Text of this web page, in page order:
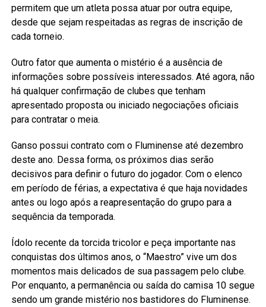
permitem que um atleta possa atuar por outra equipe,
desde que sejam respeitadas as regras de inscrição de
cada torneio.
Outro fator que aumenta o mistério é a ausência de
informações sobre possíveis interessados. Até agora, não
há qualquer confirmação de clubes que tenham
apresentado proposta ou iniciado negociações oficiais
para contratar o meia.
Ganso possui contrato com o Fluminense até dezembro
deste ano. Dessa forma, os próximos dias serão
decisivos para definir o futuro do jogador. Com o elenco
em período de férias, a expectativa é que haja novidades
antes ou logo após a reapresentação do grupo para a
sequência da temporada.
Ídolo recente da torcida tricolor e peça importante nas
conquistas dos últimos anos, o “Maestro” vive um dos
momentos mais delicados de sua passagem pelo clube.
Por enquanto, a permanência ou saída do camisa 10 segue
sendo um grande mistério nos bastidores do Fluminense.